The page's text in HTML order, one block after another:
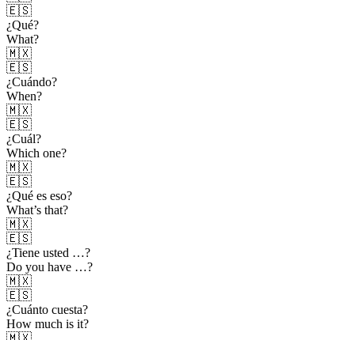
🇪🇸
¿Qué?
What?
🇲🇽
🇪🇸
¿Cuándo?
When?
🇲🇽
🇪🇸
¿Cuál?
Which one?
🇲🇽
🇪🇸
¿Qué es eso?
What’s that?
🇲🇽
🇪🇸
¿Tiene usted …?
Do you have …?
🇲🇽
🇪🇸
¿Cuánto cuesta?
How much is it?